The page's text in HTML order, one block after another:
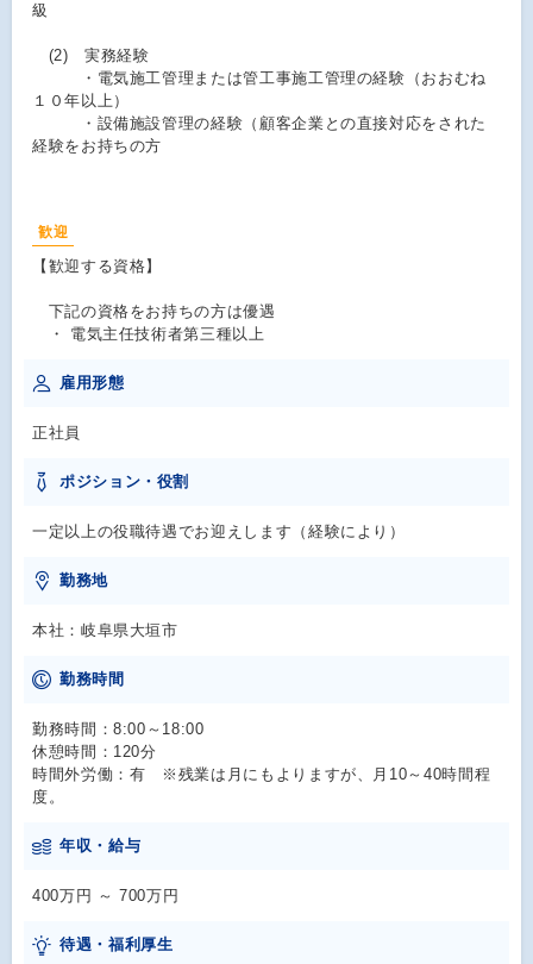
級
(2) 実務経験
・電気施工管理または管工事施工管理の経験（おおむね
１０年以上）
・設備施設管理の経験（顧客企業との直接対応をされた
経験をお持ちの方
歓迎
【歓迎する資格】
下記の資格をお持ちの方は優遇
・ 電気主任技術者第三種以上
雇用形態
正社員
ポジション・役割
一定以上の役職待遇でお迎えします（経験により）
勤務地
本社：岐阜県大垣市
勤務時間
勤務時間：8:00～18:00
休憩時間：120分
時間外労働：有 ※残業は月にもよりますが、月10～40時間程
度。
年収・給与
400万円 ～ 700万円
待遇・福利厚生